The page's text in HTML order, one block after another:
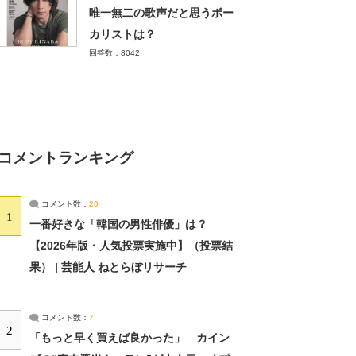
唯一無二の歌声だと思うボー
カリストは？
回答数：8042
コメントランキング
1
コメント数： 20
一番好きな「韓国の男性俳優」は？
【2026年版・人気投票実施中】（投票結
果） | 芸能人 ねとらぼリサーチ
2
コメント数： 7
「もっと早く買えば良かった」 カイン